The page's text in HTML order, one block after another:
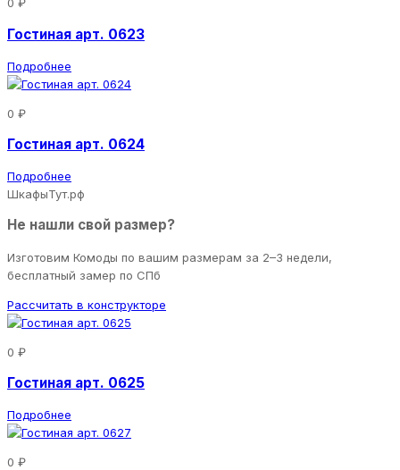
0 ₽
Гостиная арт. 0623
Подробнее
0 ₽
Гостиная арт. 0624
Подробнее
ШкафыТут.рф
Не нашли свой размер?
Изготовим Комоды по вашим размерам за 2–3 недели,
бесплатный замер по СПб
Рассчитать в конструкторе
0 ₽
Гостиная арт. 0625
Подробнее
0 ₽